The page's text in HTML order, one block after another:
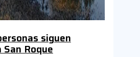
siguen
Roque